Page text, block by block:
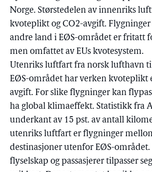
Norge. Størstedelen av innenriks
kvoteplikt og CO2-avgift.
andre land i EØS-området er fritatt
men omfattet av EUs kvotesystem.
Utenriks luftfart fra norsk lufthavn
EØS-området har verken kvoteplikt
avgift. For slike flygninger kan
ha global klimaeffekt. Statistikk fra
underkant av 15 pst. av antall
utenriks luftfart er flygninger
destinasjoner utenfor EØS-
flyselskap og passasjerer tilpasser